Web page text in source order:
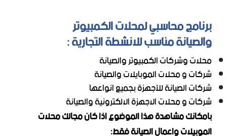
برنامج محاسبي لمحلات الكمبيوتر
والصيانة مناسب للانشطة التجارية :
محلات وشركات الكمبيوتر والصيانة
شركات و محلات الموبايلات والصيانة
شركات الصيانة للأجهزة بجميع انواعها
شركات و محلات الاجهزة الالكترونية والصيانة
بامكانك مشاهدة هذا الموضوع اذا كان مجالك محلات
الموبيلات واعمال الصيانة فقط: